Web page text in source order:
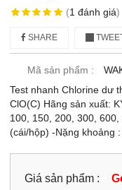
(1đánh giá)
SHARE
Mã sản phẩm :
Test nhanh Chlorine dư
ClO(C) Hãng sản xuất:
100, 150, 200, 300,
(cái/hộp) -Nặng khoảng
Giá sản phẩm :